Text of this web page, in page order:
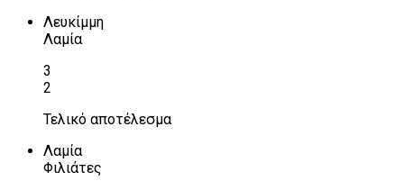
Λευκίμμη
Λαμία
3
2
Τελικό αποτέλεσμα
Λαμία
Φιλιάτες